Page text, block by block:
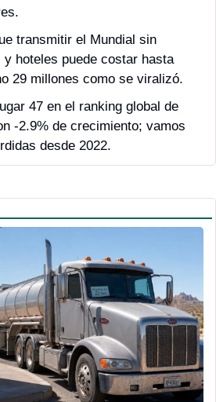
transmitir el Mundial sin
y hoteles puede costar hasta
29 millones como se viralizó.
47 en el ranking global de
-2.9% de crecimiento; vamos
desde 2022.